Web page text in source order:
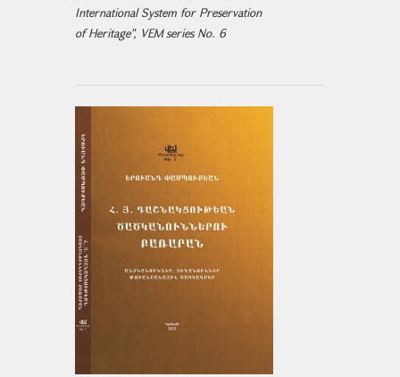
International System for Preservation
of Heritage", VEM series No. 6